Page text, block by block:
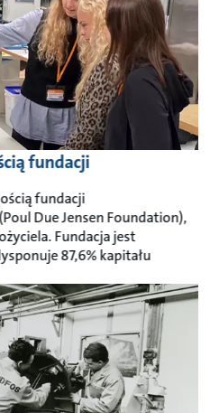
fundacji
fundacji
(Poul Due Jensen Foundation),
Fundacja jest
87,6% kapitału